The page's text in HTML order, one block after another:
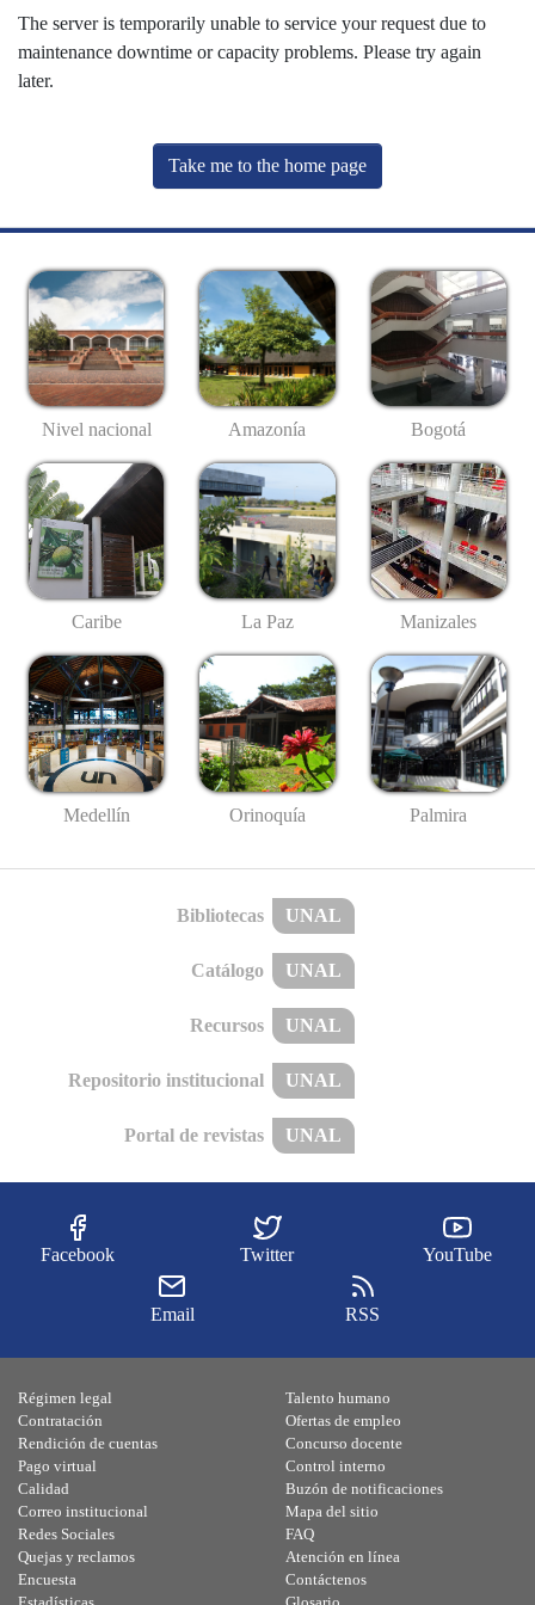
The server is temporarily unable to service your request due to
maintenance downtime or capacity problems. Please try again
later.
Take me to the home page
Nivel nacional Amazonía Bogotá
Caribe La Paz Manizales
Medellín Orinoquía Palmira
Bibliotecas UNAL
Catálogo UNAL
Recursos UNAL
Repositorio institucional UNAL
Portal de revistas UNAL
Facebook Twitter YouTube
Email RSS
Régimen legal
Contratación
Rendición de cuentas
Pago virtual
Calidad
Talento humano
Ofertas de empleo
Concurso docente
Control interno
Buzón de notificaciones
Correo institucional
Redes Sociales
Quejas y reclamos
Encuesta
Mapa del sitio
FAQ
Atención en línea
Contáctenos